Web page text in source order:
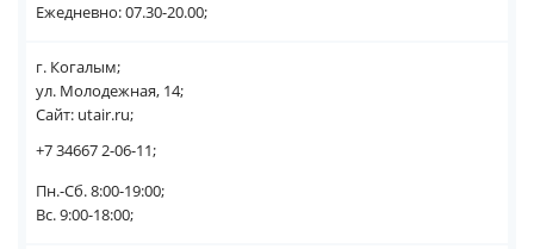
Ежедневно: 07.30-20.00;
г. Когалым;
ул. Молодежная, 14;
Сайт: utair.ru;
+7 34667 2-06-11;
Пн.-Сб. 8:00-19:00;
Вс. 9:00-18:00;